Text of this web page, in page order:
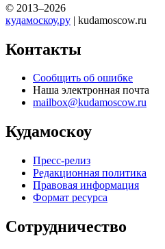
© 2013–2026
кудамоскоу.ру | kudamoscow.ru
Контакты
Сообщить об ошибке
Наша электронная почта
mailbox@kudamoscow.ru
Кудамоскоу
Пресс-релиз
Редакционная политика
Правовая информация
Формат ресурса
Сотрудничество